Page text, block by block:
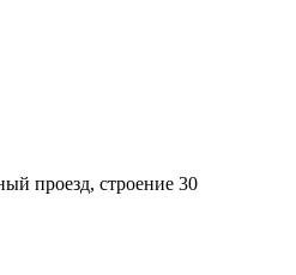
проезд, строение 30